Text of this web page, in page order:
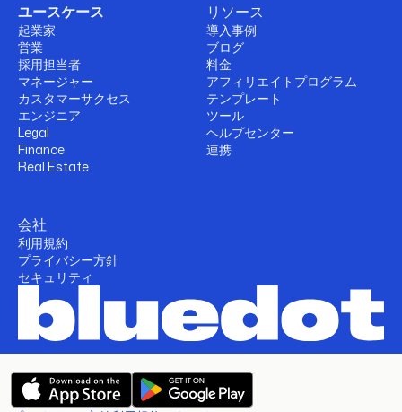
ユースケース
起業家
営業
採用担当者
マネージャー
カスタマーサクセス
エンジニア
Legal
Finance
Real Estate
リソース
導入事例
ブログ
料金
アフィリエイトプログラム
テンプレート
ツール
ヘルプセンター
連携
会社
利用規約
プライバシー方針
セキュリティ